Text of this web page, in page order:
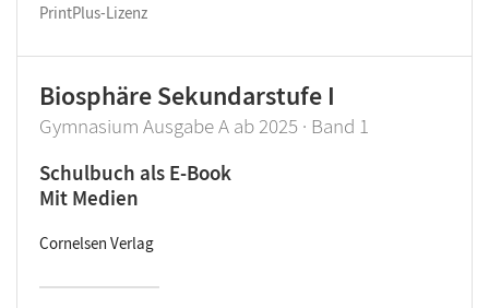
PrintPlus-Lizenz
Biosphäre Sekundarstufe I
Gymnasium Ausgabe A ab 2025 · Band 1
Schulbuch als E-Book
Mit Medien
Cornelsen Verlag